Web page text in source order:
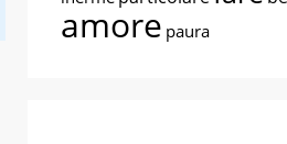
amore paura